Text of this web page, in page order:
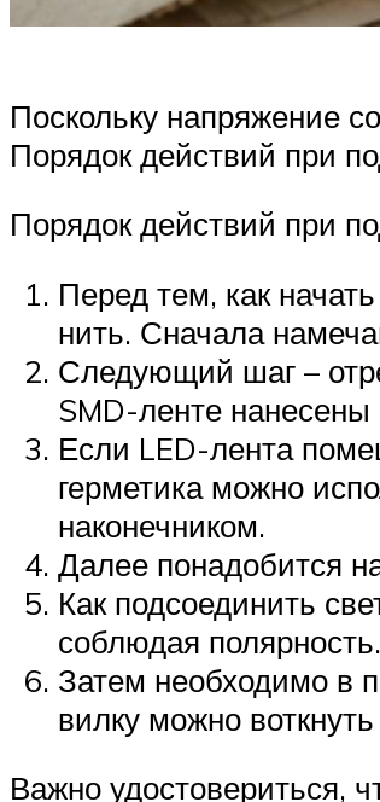
Поскольку напряжение
Порядок действий при
Порядок действий при
Перед тем, как
нить. Сначала
Следующий шаг –
SMD-ленте
Если LED-лента
герметика можно
наконечником.
Далее понадобится
Как подсоединить
соблюдая полярность.
Затем необходимо в
вилку можно воткнуть
Важно удостовериться,